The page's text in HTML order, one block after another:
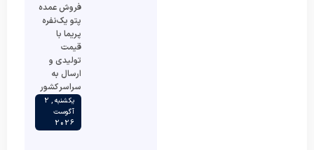
فروش عمده
پتو یک‌نفره
پریما با
قیمت
تولیدی و
ارسال به
سراسر کشور
یکشنبه , 2
آگوست
2026